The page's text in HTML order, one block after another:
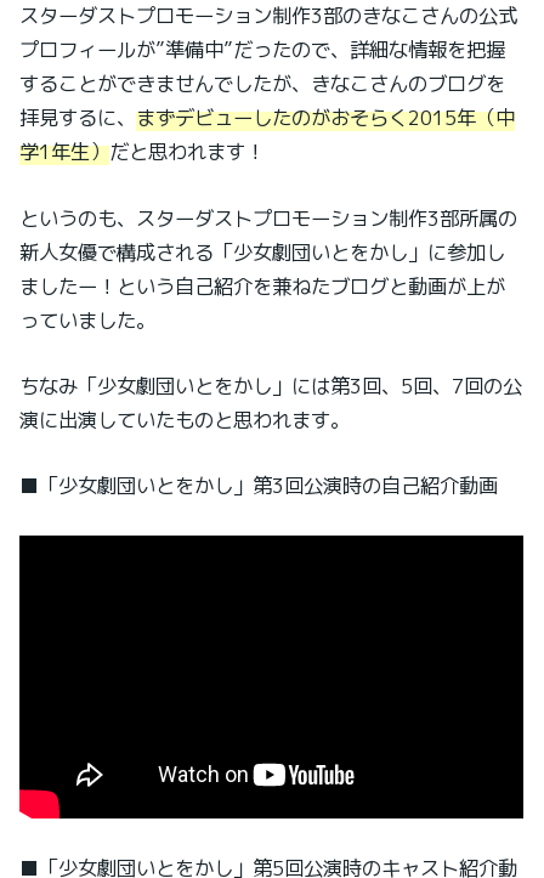
スターダストプロモーション制作3部のきなこさんの公式
プロフィールが”準備中”だったので、詳細な情報を把握
することができませんでしたが、きなこさんのブログを
拝見するに、まずデビューしたのがおそらく2015年（中
学1年生）だと思われます！
というのも、スターダストプロモーション制作3部所属の
新人女優で構成される「少女劇団いとをかし」に参加し
ましたー！という自己紹介を兼ねたブログと動画が上が
っていました。
ちなみ「少女劇団いとをかし」には第3回、5回、7回の公
演に出演していたものと思われます。
■「少女劇団いとをかし」第3回公演時の自己紹介動画
■「少女劇団いとをかし」第5回公演時のキャスト紹介動